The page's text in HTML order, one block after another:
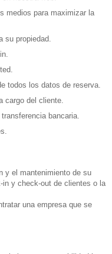
medios para maximizar la
su propiedad.
todos los datos de reserva.
cargo del cliente.
bancaria.
y el mantenimiento de su
y check-out de clientes o la
una empresa que se